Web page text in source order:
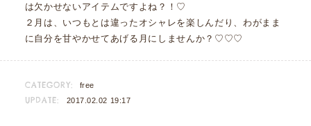
は欠かせないアイテムですよね？！♡
２月は、いつもとは違ったオシャレを楽しんだり、わがまま
に自分を甘やかせてあげる月にしませんか？♡♡♡
CATEGORY: free
UPDATE: 2017.02.02 19:17